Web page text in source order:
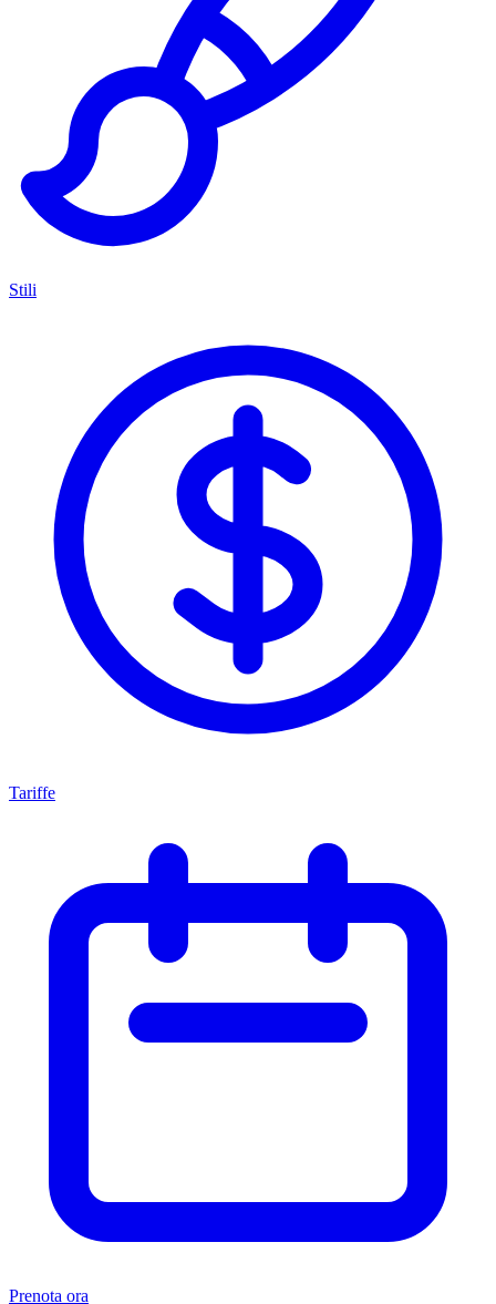
Stili
Tariffe
Prenota ora